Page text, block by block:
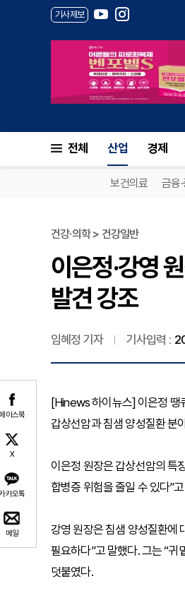
기사제보
전체 산업 경제
보건의료 금융
이스북
X
카오톡
메일
건강·의학 > 건강일반
이은정·강영
발견 강조
임혜정 기자 기사입력 :
[Hinews 하이뉴스] 이은정 땡
갑상선암과 침샘 양성질환 분
이은정 원장은 갑상선암의 특
합병증 위험을 줄일 수 있다”
강영 원장은 침샘 양성질환에
필요하다”고 말했다. 그는 “귀
덧붙였다.